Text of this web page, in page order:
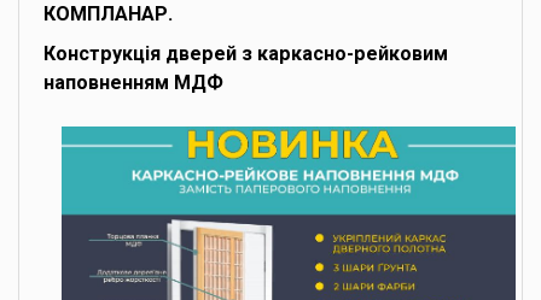
КОМПЛАНАР.
Конструкція дверей з каркасно-рейковим
наповненням МДФ